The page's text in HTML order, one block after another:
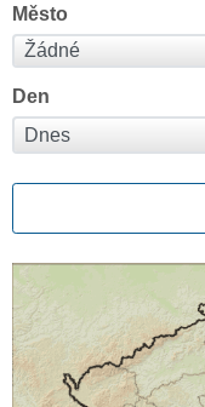
Město
Den